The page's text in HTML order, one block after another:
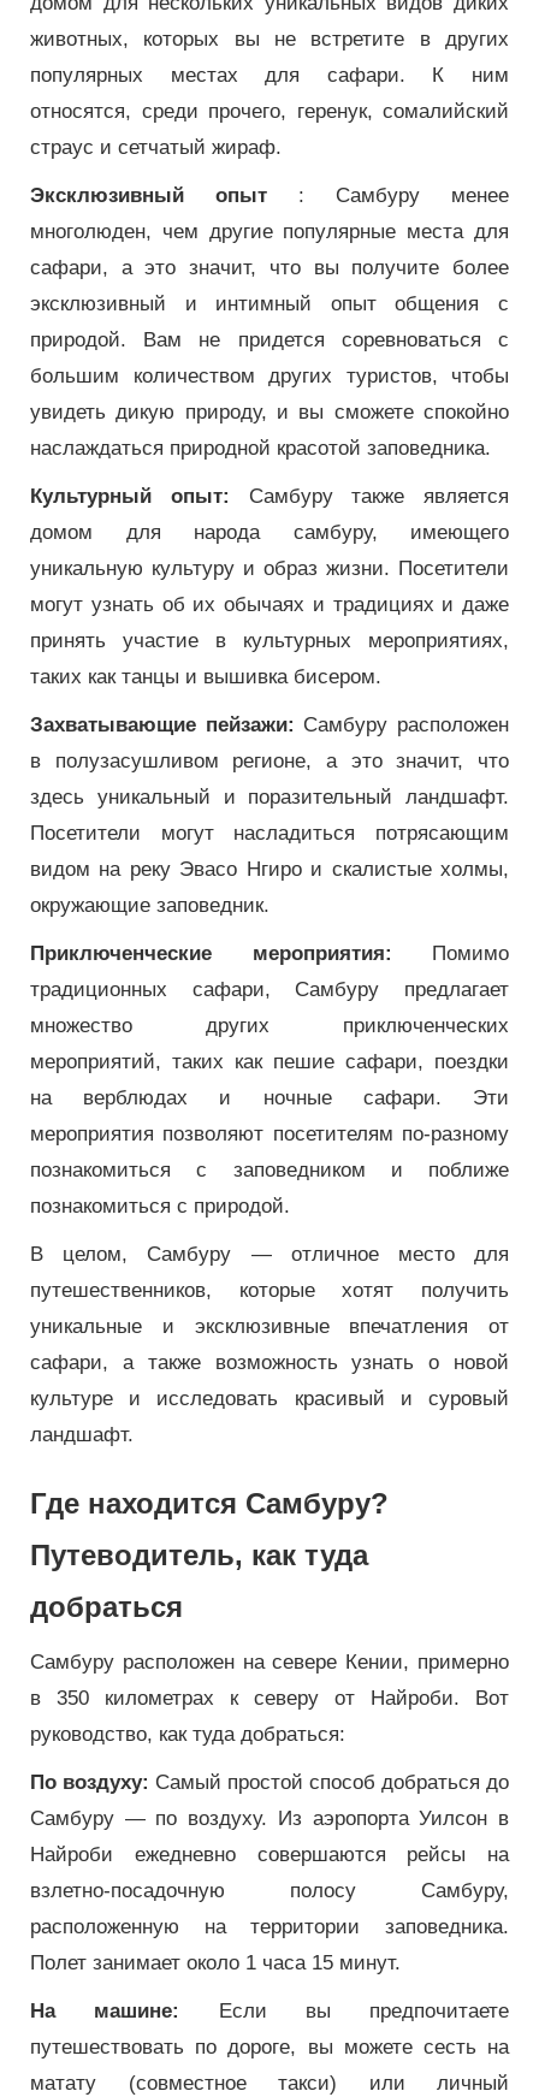
животных, которых вы не встретите в других
популярных местах для сафари. К ним
относятся, среди прочего, геренук, сомалийский
страус и сетчатый жираф.
Эксклюзивный опыт : Самбуру менее
многолюден, чем другие популярные места для
сафари, а это значит, что вы получите более
эксклюзивный и интимный опыт общения с
природой. Вам не придется соревноваться с
большим количеством других туристов, чтобы
увидеть дикую природу, и вы сможете спокойно
наслаждаться природной красотой заповедника.
Культурный опыт: Самбуру также является
домом для народа самбуру, имеющего
уникальную культуру и образ жизни. Посетители
могут узнать об их обычаях и традициях и даже
принять участие в культурных мероприятиях,
таких как танцы и вышивка бисером.
Захватывающие пейзажи: Самбуру расположен
в полузасушливом регионе, а это значит, что
здесь уникальный и поразительный ландшафт.
Посетители могут насладиться потрясающим
видом на реку Эвасо Нгиро и скалистые холмы,
окружающие заповедник.
Приключенческие мероприятия: Помимо
традиционных сафари, Самбуру предлагает
множество других приключенческих
мероприятий, таких как пешие сафари, поездки
на верблюдах и ночные сафари. Эти
мероприятия позволяют посетителям по-разному
познакомиться с заповедником и поближе
познакомиться с природой.
В целом, Самбуру — отличное место для
путешественников, которые хотят получить
уникальные и эксклюзивные впечатления от
сафари, а также возможность узнать о новой
культуре и исследовать красивый и суровый
ландшафт.
Где находится Самбуру?
Путеводитель, как туда
добраться
Самбуру расположен на севере Кении, примерно
в 350 километрах к северу от Найроби. Вот
руководство, как туда добраться:
По воздуху: Самый простой способ добраться до
Самбуру — по воздуху. Из аэропорта Уилсон в
Найроби ежедневно совершаются рейсы на
взлетно-посадочную полосу Самбуру,
расположенную на территории заповедника.
Полет занимает около 1 часа 15 минут.
На машине: Если вы предпочитаете
путешествовать по дороге, вы можете сесть на
матату (совместное такси) или личный